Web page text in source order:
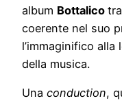
album Bottalico
coerente nel suo
l’immaginifico
della musica.
Una conduction,